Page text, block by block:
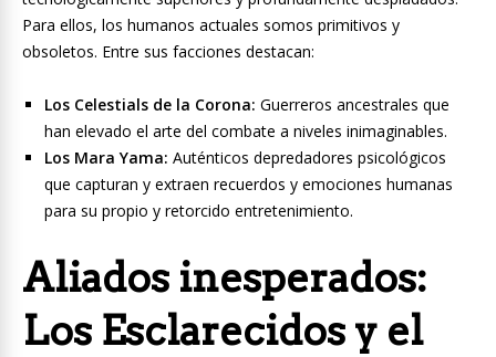
Para ellos, los humanos actuales somos primitivos y
obsoletos. Entre sus facciones destacan:
Los Celestials de la Corona: Guerreros ancestrales que
han elevado el arte del combate a niveles inimaginables.
Los Mara Yama: Auténticos depredadores psicológicos
que capturan y extraen recuerdos y emociones humanas
para su propio y retorcido entretenimiento.
Aliados inesperados:
Los Esclarecidos y el